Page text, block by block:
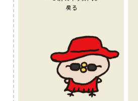
戻る